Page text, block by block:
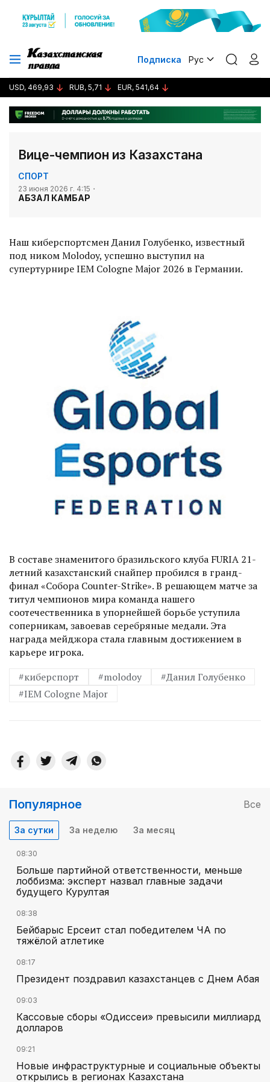
Подписка Рус
USD, 469,93 RUB, 5,71 EUR, 541,64
Вице-чемпион из Казахстана
СПОРТ
23 июня 2026 г. 4:15
АБЗАЛ КАМБАР
Наш киберспортсмен Данил Голубенко, известный
под ником Molodoy, успешно выступил на
супертурнире IEM Cologne Major 2026 в Германии.
В составе знаменитого бразильского клуба FURIA 21-
летний казахстанский снайпер пробился в гранд-
финал «Собора Counter-Strike». В решающем матче за
титул чемпионов мира команда нашего
соотечественника в упорнейшей борьбе уступила
соперникам, завоевав серебряные медали. Эта
награда мейджора стала главным достижением в
карьере игрока.
#киберспорт
#molodoy
#Данил Голубенко
#IEM Cologne Major
Популярное Все
За сутки За неделю За месяц
08:30
Больше партийной ответственности, меньше
лоббизма: эксперт назвал главные задачи
будущего Курултая
08:38
Бейбарыс Ерсеит стал победителем ЧА по
тяжёлой атлетике
08:17
Президент поздравил казахстанцев с Днем Абая
09:03
Кассовые сборы «Одиссеи» превысили миллиард
долларов
09:21
Новые инфраструктурные и социальные объекты
открылись в регионах Казахстана